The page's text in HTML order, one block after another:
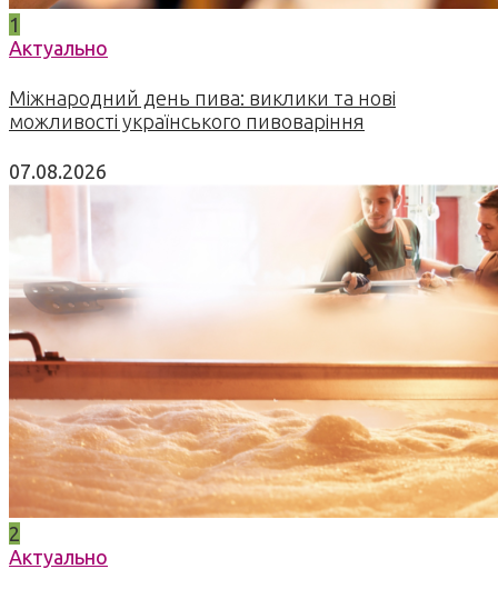
1
Актуально
Міжнародний день пива: виклики та нові
можливості українського пивоваріння
07.08.2026
2
Актуально